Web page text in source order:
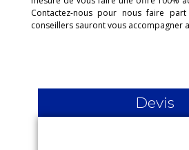
Contactez-nous pour nous faire
conseillers sauront vous accompagner
Devis